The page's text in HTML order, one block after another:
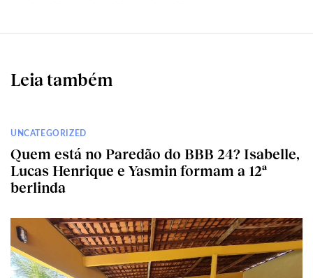
Leia também
UNCATEGORIZED
Quem está no Paredão do BBB 24? Isabelle,
Lucas Henrique e Yasmin formam a 12ª
berlinda